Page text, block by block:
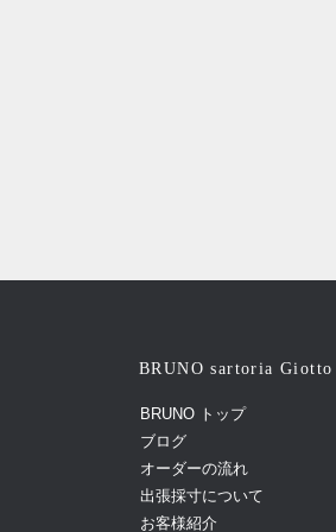
BRUNO sartoria Giotto
BRUNO トップ
ブログ
オーダーの流れ
出張採寸について
お客様紹介